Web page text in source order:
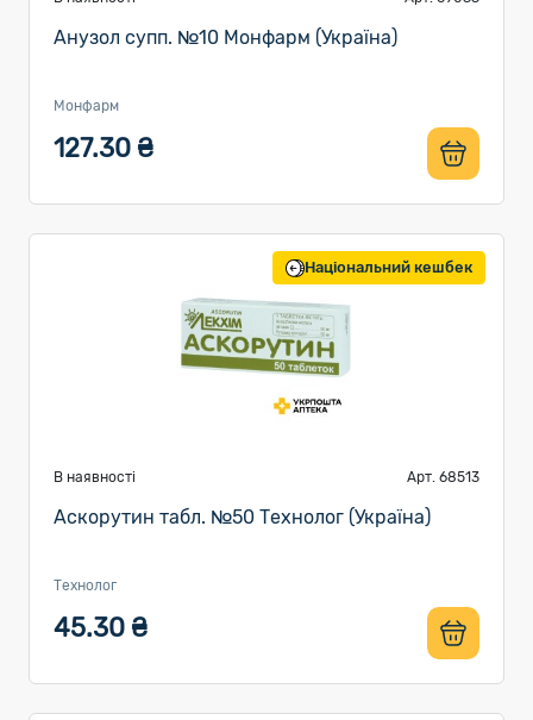
Анузол супп. №10 Монфарм (Україна)
Монфарм
127.30 ₴
Національний кешбек
В наявності Арт. 68513
Аскорутин табл. №50 Технолог (Україна)
Технолог
45.30 ₴